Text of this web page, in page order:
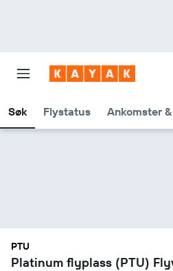
Søk Flystatus Ankomster
PTU
Platinum flyplass (PTU)